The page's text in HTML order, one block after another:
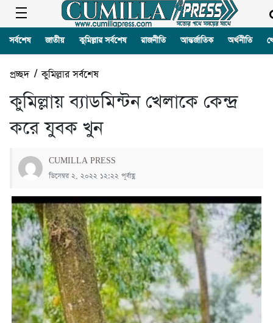
সর্বশেষ জাতীয় কুমিল্লার সর্বশেষ রাজনীতি আন্তর্জাতিক অর্থনীতি
প্রচ্ছদ/কুমিল্লার সর্বশেষ
কুমিল্লায় ব্যাডমিন্টন খেলাকে কেন্দ্র
করে যুবক খুন
CUMILLA PRESS
ডিসেম্বর ২, ২০২২ ১২:২২ পূর্বাহ্ণ